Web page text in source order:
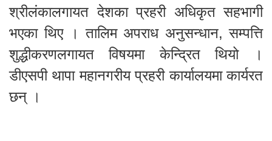
श्रीलंकालगायत देशका प्रहरी अधिकृत सहभागी
भएका थिए । तालिम अपराध अनुसन्धान, सम्पत्ति
शुद्धीकरणलगायत विषयमा केन्द्रित थियो ।
डीएसपी थापा महानगरीय प्रहरी कार्यालयमा कार्यरत
छन् ।